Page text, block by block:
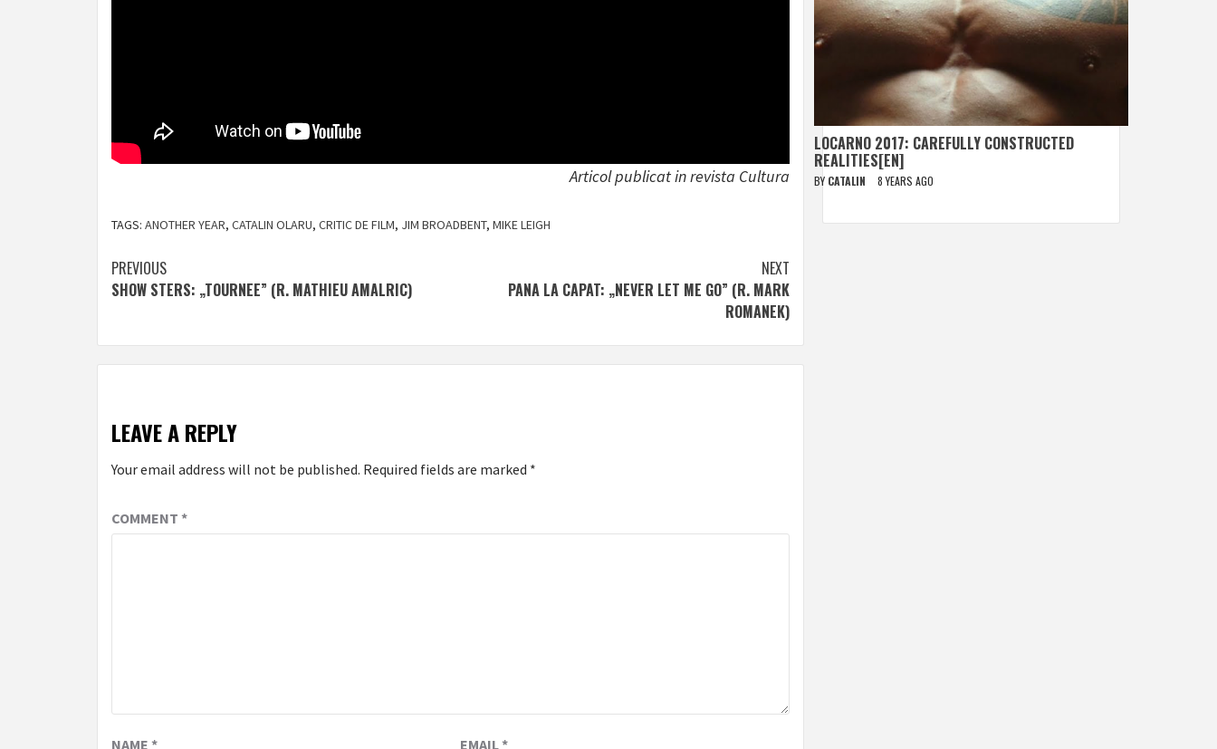
Articol publicat in revista Cultura
TAGS: ANOTHER YEAR, CATALIN OLARU, CRITIC DE FILM, JIM BROADBENT, MIKE LEIGH
Post
navigation
PREVIOUS
SHOW STERS: „TOURNEE” (R. MATHIEU AMALRIC)
NEXT
PANA LA CAPAT: „NEVER LET ME GO” (R. MARK
ROMANEK)
LEAVE A REPLY
Your email address will not be published. Required fields are marked *
COMMENT *
NAME * EMAIL*
LOCARNO 2017: CAREFULLY CONSTRUCTED
REALITIES[EN]
BY CATALIN 8 YEARS AGO